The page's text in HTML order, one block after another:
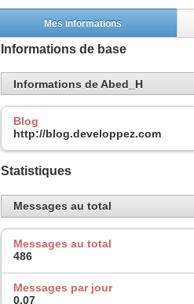
Mes informations
Informations de base
Informations de Abed_H
Blog
http://blog.developpez.com
Statistiques
Messages au total
Messages au total
486
Messages par jour
0,07